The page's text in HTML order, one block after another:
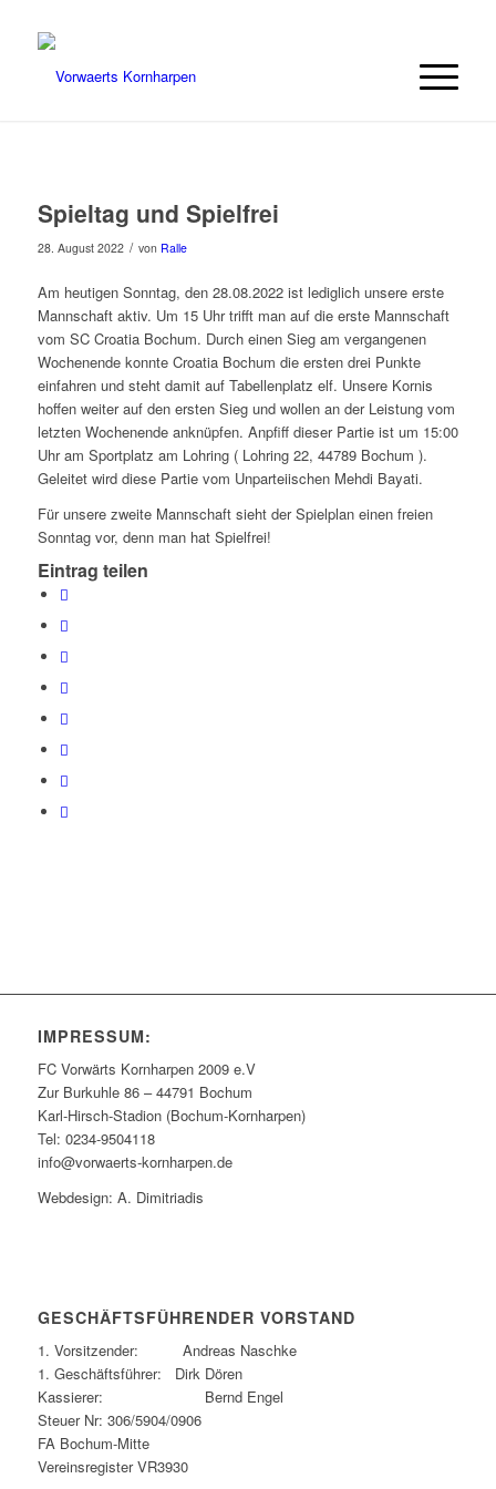
Spieltag und Spielfrei
28. August 2022 / von Ralle
Am heutigen Sonntag, den 28.08.2022 ist lediglich unsere erste
Mannschaft aktiv. Um 15 Uhr trifft man auf die erste Mannschaft
vom SC Croatia Bochum. Durch einen Sieg am vergangenen
Wochenende konnte Croatia Bochum die ersten drei Punkte
einfahren und steht damit auf Tabellenplatz elf. Unsere Kornis
hoffen weiter auf den ersten Sieg und wollen an der Leistung vom
letzten Wochenende anknüpfen. Anpfiff dieser Partie ist um 15:00
Uhr am Sportplatz am Lohring ( Lohring 22, 44789 Bochum ).
Geleitet wird diese Partie vom Unparteiischen Mehdi Bayati.
Für unsere zweite Mannschaft sieht der Spielplan einen freien
Sonntag vor, denn man hat Spielfrei!
Eintrag teilen
IMPRESSUM:
FC Vorwärts Kornharpen 2009 e.V
Zur Burkuhle 86 – 44791 Bochum
Karl-Hirsch-Stadion (Bochum-Kornharpen)
Tel: 0234-9504118
info@vorwaerts-kornharpen.de
Webdesign: A. Dimitriadis
GESCHÄFTSFÜHRENDER VORSTAND
1. Vorsitzender: Andreas Naschke
1. Geschäftsführer: Dirk Dören
Kassierer: Bernd Engel
Steuer Nr: 306/5904/0906
FA Bochum-Mitte
Vereinsregister VR3930